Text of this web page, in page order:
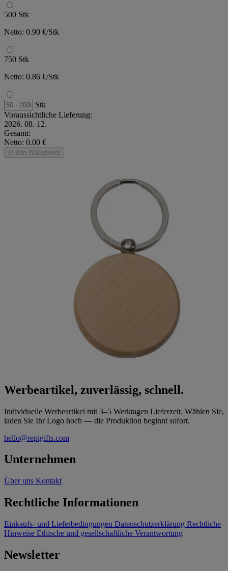
500 Stk
Netto: 0.90 €/Stk
750 Stk
Netto: 0.86 €/Stk
Stk
Voraussichtliche Lieferung:
2026. 08. 12.
Gesamt:
Netto: 0.00 €
In den Warenkorb
Werbeartikel, zuverlässig, schnell.
Individuelle Werbeartikel mit 3–5 Werktagen Lieferzeit. Wählen Sie,
laden Sie Ihr Logo hoch — die Produktion beginnt sofort.
hello@repigifts.com
Unternehmen
Über uns Kontakt
Rechtliche Informationen
Einkaufs- und Lieferbedingungen Datenschutzerklärung Rechtliche
Hinweise Ethische und gesellschaftliche Verantwortung
Newsletter